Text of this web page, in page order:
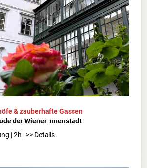
& zauberhafte Gassen
der Wiener Innenstadt
| 2h | >> Details